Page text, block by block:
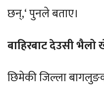
छन्,‘ पुनले बताए।
बाहिरबाट देउसी
छिमेकी जिल्ला